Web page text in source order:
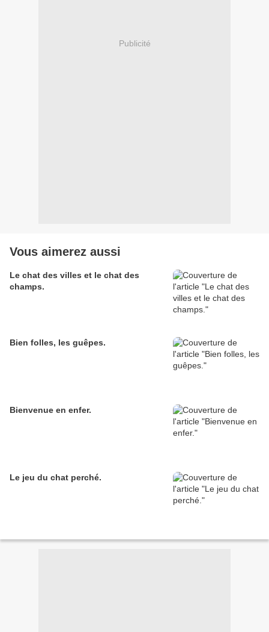
Publicité
Vous aimerez aussi
Le chat des villes et le chat des
champs.
Bien folles, les guêpes.
Bienvenue en enfer.
Le jeu du chat perché.